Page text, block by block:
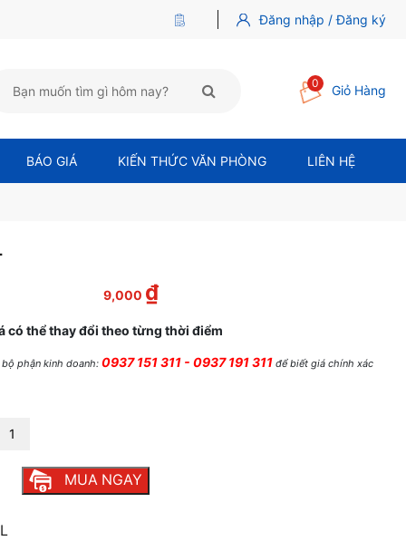
Đăng nhập / Đăng ký
0 Giỏ Hàng
BÁO GIÁ KIẾN THỨC VĂN PHÒNG LIÊN HỆ
9,000 ₫
có thể thay đổi theo từng thời điểm
phận kinh doanh: 0937 151 311 - 0937 191 311 để biết giá chính xác
MUA NGAY